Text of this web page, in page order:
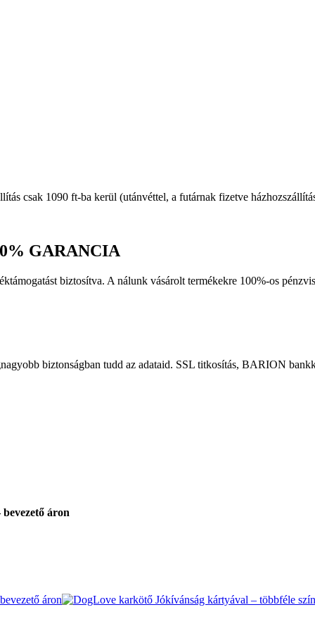
csak 1090 ft-ba kerül (utánvéttel, a futárnak fizetve
GARANCIA
biztosítva. A nálunk vásárolt termékekre 100%-os
biztonságban tudd az adataid. SSL titkosítás, BARION
áron